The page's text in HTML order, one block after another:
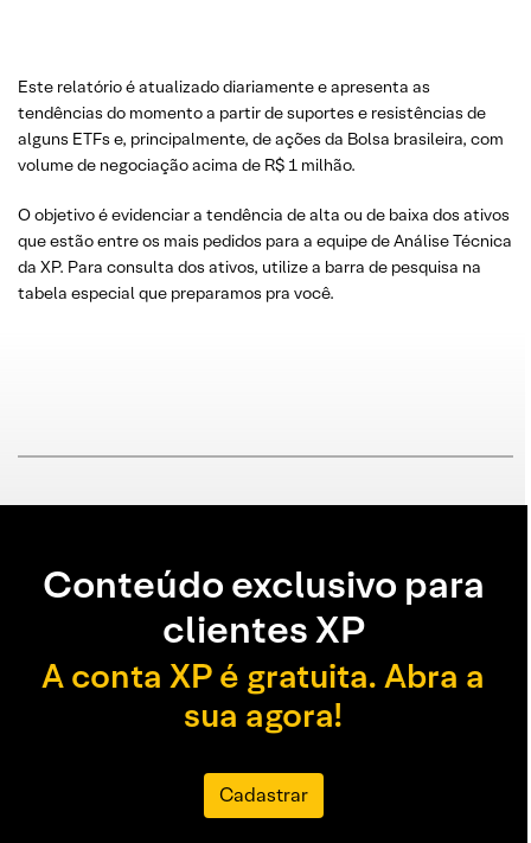
Este relatório é atualizado diariamente e apresenta as
tendências do momento a partir de suportes e resistências de
alguns ETFs e, principalmente, de ações da Bolsa brasileira, com
volume de negociação acima de R$ 1 milhão.
O objetivo é evidenciar a tendência de alta ou de baixa dos ativos
que estão entre os mais pedidos para a equipe de Análise Técnica
da XP. Para consulta dos ativos, utilize a barra de pesquisa na
tabela especial que preparamos pra você.
Conteúdo exclusivo para
clientes XP
A conta XP é gratuita. Abra a
sua agora!
Cadastrar